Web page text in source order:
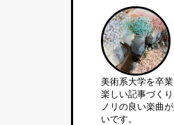
美術系大学を卒
楽しい記事づく
ノリの良い楽曲
いです。